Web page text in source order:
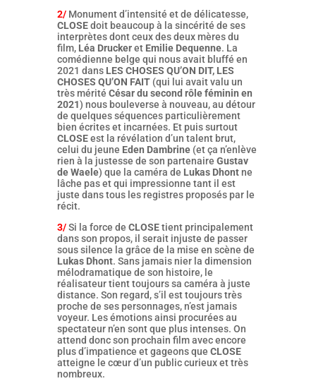
2/Monument d’intensité et de délicatesse,
CLOSEdoit beaucoup à la sincérité de ses
interprètes dont ceux des deux mères du
film, Léa Druckeret Emilie Dequenne. La
comédienne belge qui nous avait bluffé en
2021 dans LES CHOSES QU’ON DIT, LES
CHOSES QU’ON FAIT(qui lui avait valu un
très mérité César du second rôle féminin en
2021) nous bouleverse à nouveau, au détour
de quelques séquences particulièrement
bien écrites et incarnées. Et puis surtout
CLOSEest la révélation d’un talent brut,
celui du jeune Eden Dambrine(et ça n’enlève
rien à la justesse de son partenaire Gustav
de Waele) que la caméra de Lukas Dhontne
lâche pas et qui impressionne tant il est
juste dans tous les registres proposés par le
récit.
3/Si la force de CLOSEtient principalement
dans son propos, il serait injuste de passer
sous silence la grâce de la mise en scène de
Lukas Dhont. Sans jamais nier la dimension
mélodramatique de son histoire, le
réalisateur tient toujours sa caméra à juste
distance. Son regard, s’il est toujours très
proche de ses personnages, n’est jamais
voyeur. Les émotions ainsi procurées au
spectateur n’en sont que plus intenses. On
attend donc son prochain film avec encore
plus d’impatience et gageons que CLOSE
atteigne le cœur d’un public curieux et très
nombreux.